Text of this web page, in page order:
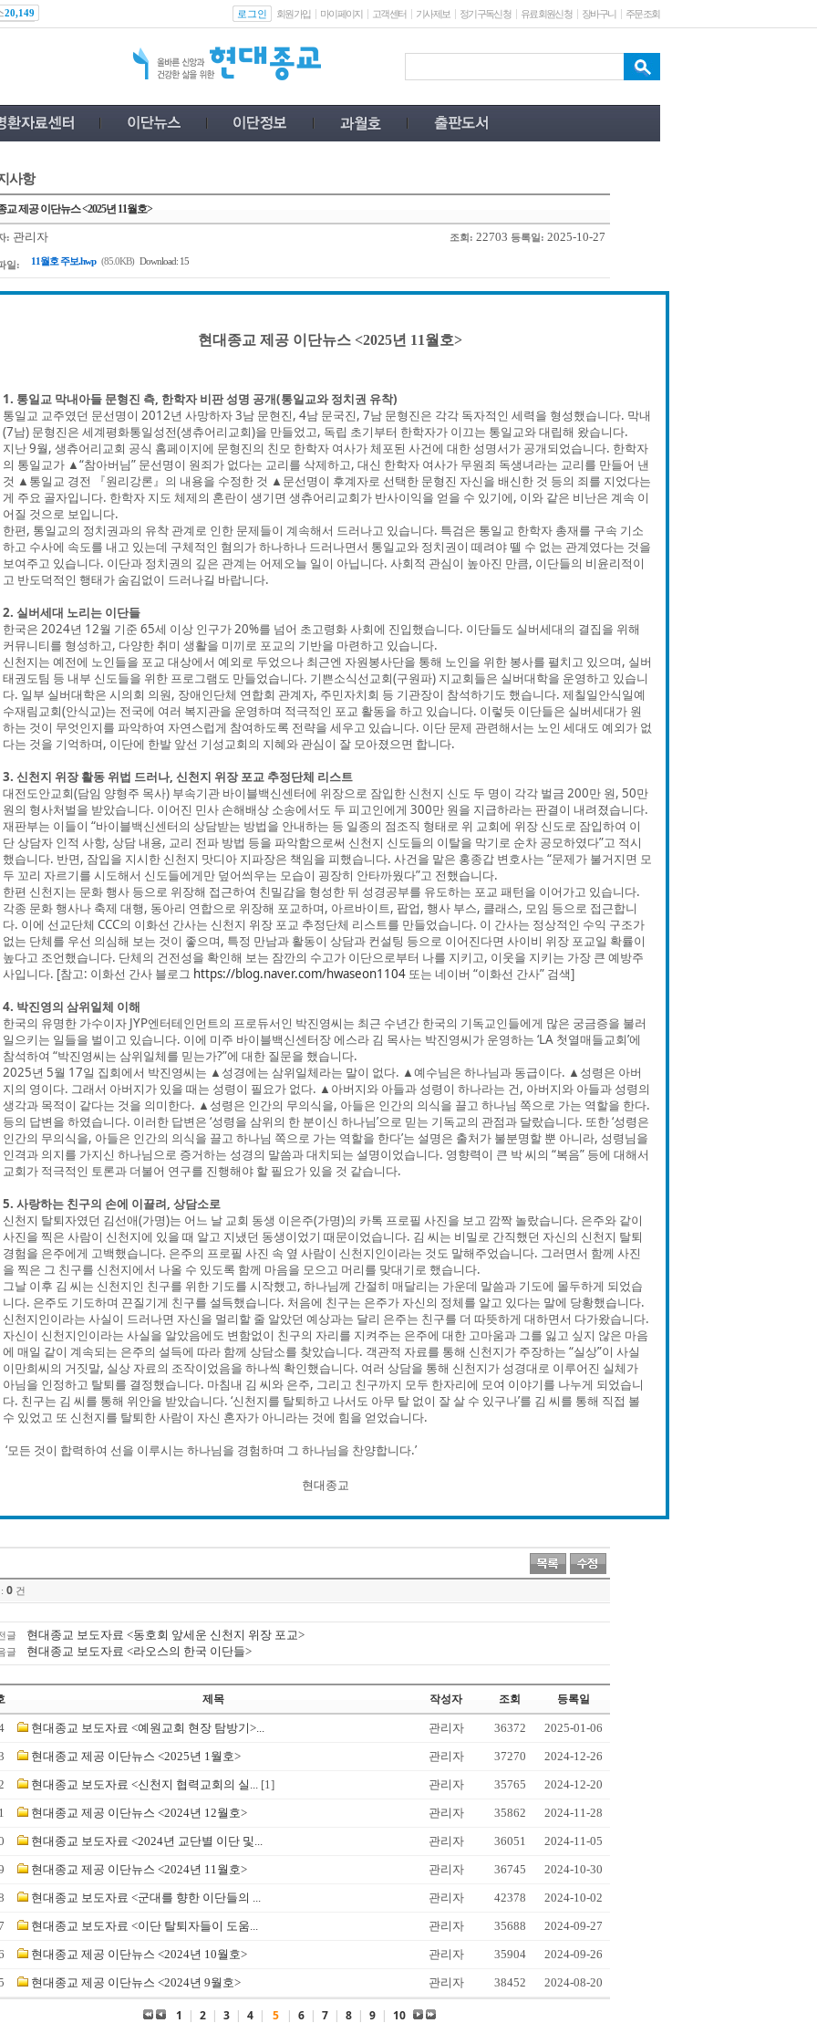
20,149 로그인 회원가입 마이페이지 고객센터 기사제보 정기구독신청 유료회원신청 장바구니 주문조회
사항
교 제공 이단뉴스 <2025년 11월호>
: 관리자 조회: 22703 등록일: 2025-10-27
일: 11월호 주보.hwp (85.0KB) Download: 15
현대종교 제공 이단뉴스 <2025년 11월호>
1. 통일교 막내아들 문형진 측, 한학자 비판 성명 공개(통일교와 정치권 유착)
통일교 교주였던 문선명이 2012년 사망하자 3남 문현진, 4남 문국진, 7남 문형진은 각각 독자적인 세력을 형성했습니다. 막내
(7남) 문형진은 세계평화통일성전(생츄어리교회)을 만들었고, 독립 초기부터 한학자가 이끄는 통일교와 대립해 왔습니다.
지난 9월, 생츄어리교회 공식 홈페이지에 문형진의 친모 한학자 여사가 체포된 사건에 대한 성명서가 공개되었습니다. 한학자
의 통일교가 ▲“참아버님” 문선명이 원죄가 없다는 교리를 삭제하고, 대신 한학자 여사가 무원죄 독생녀라는 교리를 만들어 낸
것 ▲통일교 경전 『원리강론』의 내용을 수정한 것 ▲문선명이 후계자로 선택한 문형진 자신을 배신한 것 등의 죄를 지었다는
게 주요 골자입니다. 한학자 지도 체제의 혼란이 생기면 생츄어리교회가 반사이익을 얻을 수 있기에, 이와 같은 비난은 계속 이
어질 것으로 보입니다.
한편, 통일교의 정치권과의 유착 관계로 인한 문제들이 계속해서 드러나고 있습니다. 특검은 통일교 한학자 총재를 구속 기소
하고 수사에 속도를 내고 있는데 구체적인 혐의가 하나하나 드러나면서 통일교와 정치권이 떼려야 뗄 수 없는 관계였다는 것을
보여주고 있습니다. 이단과 정치권의 깊은 관계는 어제오늘 일이 아닙니다. 사회적 관심이 높아진 만큼, 이단들의 비윤리적이
고 반도덕적인 행태가 숨김없이 드러나길 바랍니다.
2. 실버세대 노리는 이단들
한국은 2024년 12월 기준 65세 이상 인구가 20%를 넘어 초고령화 사회에 진입했습니다. 이단들도 실버세대의 결집을 위해
커뮤니티를 형성하고, 다양한 취미 생활을 미끼로 포교의 기반을 마련하고 있습니다.
신천지는 예전에 노인들을 포교 대상에서 예외로 두었으나 최근엔 자원봉사단을 통해 노인을 위한 봉사를 펼치고 있으며, 실버
태권도팀 등 내부 신도들을 위한 프로그램도 만들었습니다. 기쁜소식선교회(구원파) 지교회들은 실버대학을 운영하고 있습니
다. 일부 실버대학은 시의회 의원, 장애인단체 연합회 관계자, 주민자치회 등 기관장이 참석하기도 했습니다. 제칠일안식일예
수재림교회(안식교)는 전국에 여러 복지관을 운영하며 적극적인 포교 활동을 하고 있습니다. 이렇듯 이단들은 실버세대가 원
하는 것이 무엇인지를 파악하여 자연스럽게 참여하도록 전략을 세우고 있습니다. 이단 문제 관련해서는 노인 세대도 예외가 없
다는 것을 기억하며, 이단에 한발 앞선 기성교회의 지혜와 관심이 잘 모아졌으면 합니다.
3. 신천지 위장 활동 위법 드러나, 신천지 위장 포교 추정단체 리스트
대전도안교회(담임 양형주 목사) 부속기관 바이블백신센터에 위장으로 잠입한 신천지 신도 두 명이 각각 벌금 200만 원, 50만
원의 형사처벌을 받았습니다. 이어진 민사 손해배상 소송에서도 두 피고인에게 300만 원을 지급하라는 판결이 내려졌습니다.
재판부는 이들이 “바이블백신센터의 상담받는 방법을 안내하는 등 일종의 점조직 형태로 위 교회에 위장 신도로 잠입하여 이
단 상담자 인적 사항, 상담 내용, 교리 전파 방법 등을 파악함으로써 신천지 신도들의 이탈을 막기로 순차 공모하였다”고 적시
했습니다. 반면, 잠입을 지시한 신천지 맛디아 지파장은 책임을 피했습니다. 사건을 맡은 홍종갑 변호사는 “문제가 불거지면 모
두 꼬리 자르기를 시도해서 신도들에게만 덮어씌우는 모습이 굉장히 안타까웠다”고 전했습니다.
한편 신천지는 문화 행사 등으로 위장해 접근하여 친밀감을 형성한 뒤 성경공부를 유도하는 포교 패턴을 이어가고 있습니다.
각종 문화 행사나 축제 대행, 동아리 연합으로 위장해 포교하며, 아르바이트, 팝업, 행사 부스, 클래스, 모임 등으로 접근합니
다. 이에 선교단체 CCC의 이화선 간사는 신천지 위장 포교 추정단체 리스트를 만들었습니다. 이 간사는 정상적인 수익 구조가
없는 단체를 우선 의심해 보는 것이 좋으며, 특정 만남과 활동이 상담과 컨설팅 등으로 이어진다면 사이비 위장 포교일 확률이
높다고 조언했습니다. 단체의 건전성을 확인해 보는 잠깐의 수고가 이단으로부터 나를 지키고, 이웃을 지키는 가장 큰 예방주
사입니다. [참고: 이화선 간사 블로그 https://blog.naver.com/hwaseon1104또는 네이버 “이화선 간사” 검색]
4. 박진영의 삼위일체 이해
한국의 유명한 가수이자 JYP엔터테인먼트의 프로듀서인 박진영씨는 최근 수년간 한국의 기독교인들에게 많은 궁금증을 불러
일으키는 일들을 벌이고 있습니다. 이에 미주 바이블백신센터장 에스라 김 목사는 박진영씨가 운영하는 ‘LA 첫열매들교회’에
참석하여 “박진영씨는 삼위일체를 믿는가?”에 대한 질문을 했습니다.
2025년 5월 17일 집회에서 박진영씨는 ▲성경에는 삼위일체라는 말이 없다. ▲예수님은 하나님과 동급이다. ▲성령은 아버
지의 영이다. 그래서 아버지가 있을 때는 성령이 필요가 없다. ▲아버지와 아들과 성령이 하나라는 건, 아버지와 아들과 성령의
생각과 목적이 같다는 것을 의미한다. ▲성령은 인간의 무의식을, 아들은 인간의 의식을 끌고 하나님 쪽으로 가는 역할을 한다.
등의 답변을 하였습니다. 이러한 답변은 ‘성령을 삼위의 한 분이신 하나님’으로 믿는 기독교의 관점과 달랐습니다. 또한 ‘성령은
인간의 무의식을, 아들은 인간의 의식을 끌고 하나님 쪽으로 가는 역할을 한다’는 설명은 출처가 불분명할 뿐 아니라, 성령님을
인격과 의지를 가지신 하나님으로 증거하는 성경의 말씀과 대치되는 설명이었습니다. 영향력이 큰 박 씨의 “복음” 등에 대해서
교회가 적극적인 토론과 더불어 연구를 진행해야 할 필요가 있을 것 같습니다.
5. 사랑하는 친구의 손에 이끌려, 상담소로
신천지 탈퇴자였던 김선애(가명)는 어느 날 교회 동생 이은주(가명)의 카톡 프로필 사진을 보고 깜짝 놀랐습니다. 은주와 같이
사진을 찍은 사람이 신천지에 있을 때 알고 지냈던 동생이었기 때문이었습니다. 김 씨는 비밀로 간직했던 자신의 신천지 탈퇴
경험을 은주에게 고백했습니다. 은주의 프로필 사진 속 옆 사람이 신천지인이라는 것도 말해주었습니다. 그러면서 함께 사진
을 찍은 그 친구를 신천지에서 나올 수 있도록 함께 마음을 모으고 머리를 맞대기로 했습니다.
그날 이후 김 씨는 신천지인 친구를 위한 기도를 시작했고, 하나님께 간절히 매달리는 가운데 말씀과 기도에 몰두하게 되었습
니다. 은주도 기도하며 끈질기게 친구를 설득했습니다. 처음에 친구는 은주가 자신의 정체를 알고 있다는 말에 당황했습니다.
신천지인이라는 사실이 드러나면 자신을 멀리할 줄 알았던 예상과는 달리 은주는 친구를 더 따뜻하게 대하면서 다가왔습니다.
자신이 신천지인이라는 사실을 알았음에도 변함없이 친구의 자리를 지켜주는 은주에 대한 고마움과 그를 잃고 싶지 않은 마음
에 매일 같이 계속되는 은주의 설득에 따라 함께 상담소를 찾았습니다. 객관적 자료를 통해 신천지가 주장하는 “실상”이 사실
이만희씨의 거짓말, 실상 자료의 조작이었음을 하나씩 확인했습니다. 여러 상담을 통해 신천지가 성경대로 이루어진 실체가
아님을 인정하고 탈퇴를 결정했습니다. 마침내 김 씨와 은주, 그리고 친구까지 모두 한자리에 모여 이야기를 나누게 되었습니
다. 친구는 김 씨를 통해 위안을 받았습니다. ‘신천지를 탈퇴하고 나서도 아무 탈 없이 잘 살 수 있구나’를 김 씨를 통해 직접 볼
수 있었고 또 신천지를 탈퇴한 사람이 자신 혼자가 아니라는 것에 힘을 얻었습니다.
‘모든 것이 합력하여 선을 이루시는 하나님을 경험하며 그 하나님을 찬양합니다.’
현대종교
0 건
글 현대종교 보도자료 <동호회 앞세운 신천지 위장 포교>
글 현대종교 보도자료 <라오스의 한국 이단들>
제목 작성자 조회 등록일
현대종교 보도자료 <예원교회 현장 탐방기>... 관리자 36372 2025-01-06
현대종교 제공 이단뉴스 <2025년 1월호> 관리자 37270 2024-12-26
현대종교 보도자료 <신천지 협력교회의 실... [1] 관리자 35765 2024-12-20
현대종교 제공 이단뉴스 <2024년 12월호> 관리자 35862 2024-11-28
현대종교 보도자료 <2024년 교단별 이단 및... 관리자 36051 2024-11-05
현대종교 제공 이단뉴스 <2024년 11월호> 관리자 36745 2024-10-30
현대종교 보도자료 <군대를 향한 이단들의 ... 관리자 42378 2024-10-02
현대종교 보도자료 <이단 탈퇴자들이 도움... 관리자 35688 2024-09-27
현대종교 제공 이단뉴스 <2024년 10월호> 관리자 35904 2024-09-26
현대종교 제공 이단뉴스 <2024년 9월호> 관리자 38452 2024-08-20
1 | 2 | 3 | 4 | 5 | 6 | 7 | 8 | 9 | 10